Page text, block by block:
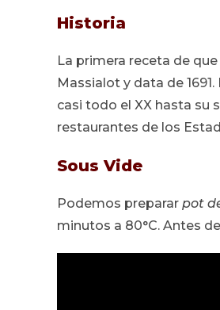
Historia
La primera receta de
Massialot y data de
casi todo el XX hasta su
restaurantes de los
Sous Vide
Podemos preparar pot
minutos a 80°C. Antes